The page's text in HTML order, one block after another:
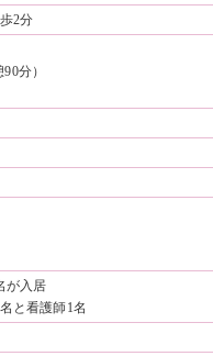
2分
90分）
が入居
と看護師1名